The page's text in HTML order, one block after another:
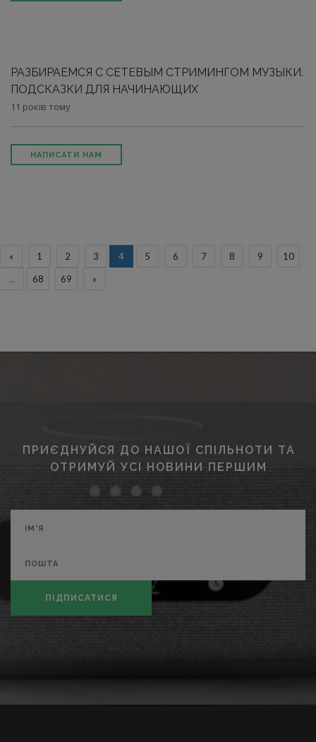
РАЗБИРАЕМСЯ С СЕТЕВЫМ СТРИМИНГОМ МУЗЫКИ.
ПОДСКАЗКИ ДЛЯ НАЧИНАЮЩИХ
11 років тому
НАПИСАТИ НАМ
« 1 2 3 4 5 6 7 8 9
10
...
68 69 »
ПРИЄДНУЙСЯ ДО НАШОЇ СПІЛЬНОТИ ТА
ОТРИМУЙ УСІ НОВИНИ ПЕРШИМ
ПІДПИСАТИСЯ